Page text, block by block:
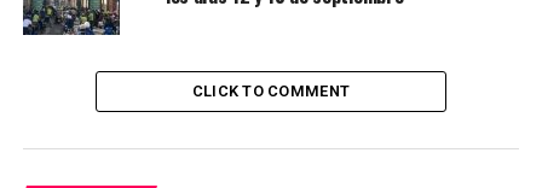
CLICK TO COMMENT